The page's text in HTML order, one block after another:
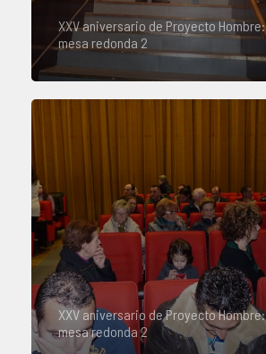
XXV aniversario de Proyecto Hombre:
mesa redonda 2
XXV aniversario de Proyecto Hombre:
mesa redonda 2